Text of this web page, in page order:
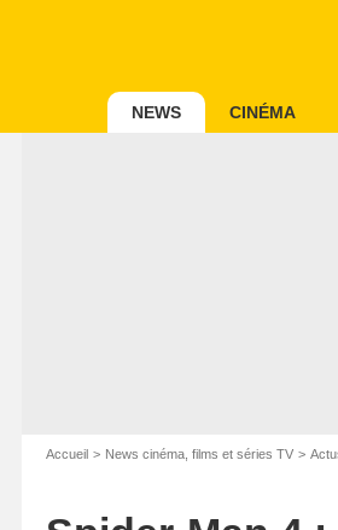
NEWS CINÉMA
Accueil News cinéma, films et séries TV